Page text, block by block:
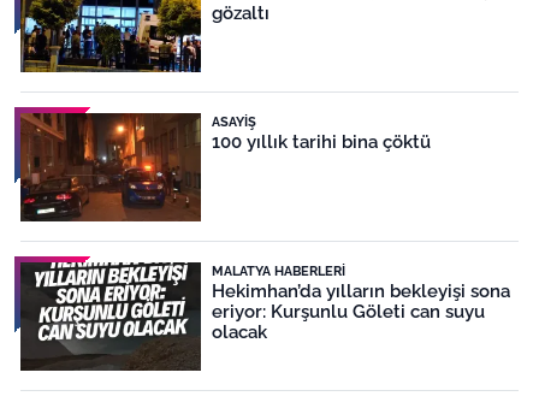
gözaltı
ASAYIŞ
100 yıllık tarihi bina çöktü
MALATYA HABERLERI
Hekimhan’da yılların bekleyişi sona
eriyor: Kurşunlu Göleti can suyu
olacak